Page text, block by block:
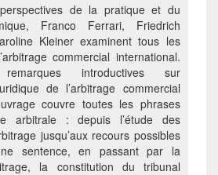
de la pratique et du
Franco Ferrari, Friedrich
Kleiner examinent tous les
commercial international.
introductives sur
de l’arbitrage commercial
couvre toutes les phrases
arbitrale : depuis l’étude des
jusqu’aux recours possibles
sentence, en passant par la
la constitution du tribunal